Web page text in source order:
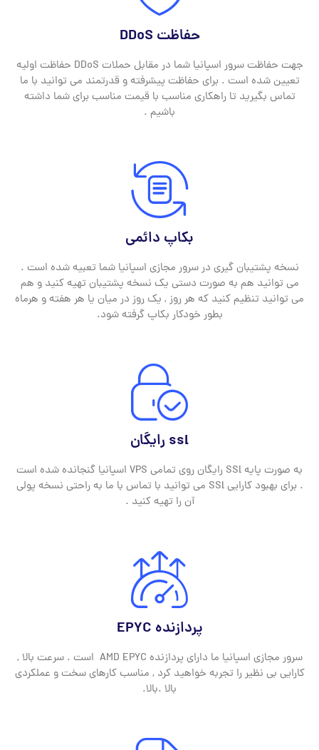
حفاظت DDoS
جهت حفاظت سرور اسپانیا شما در مقابل حملات DDoS حفاظت اولیه
تعیین شده است . برای حفاظت پیشرفته و قدرتمند می توانید با ما
تماس بگیرید تا راهکاری مناسب با قیمت مناسب برای شما داشته
باشیم .
بکاپ دائمی
نسخه پشتیبان گیری در سرور مجازی اسپانیا شما تعبیه شده است .
می توانید هم به صورت دستی یک نسخه پشتیبان تهیه کنید و هم
می توانید تنظیم کنید که هر روز , یک روز در میان یا هر هفته و هرماه
بطور خودکار بکاپ گرفته شود.
ssl رایگان
به صورت پایه SSl رایگان روی تمامی VPS اسپانیا گنجانده شده است
. برای بهبود کارایی SSl می توانید با تماس با ما به راحتی نسخه پولی
آن را تهیه کنید .
پردازنده EPYC
سرور مجازی اسپانیا ما دارای پردازنده AMD EPYC است . سرعت بالا ,
کارایی بی نظیر را تجربه خواهید کرد , مناسب کارهای سخت و عملکردی
بالا .بالا.